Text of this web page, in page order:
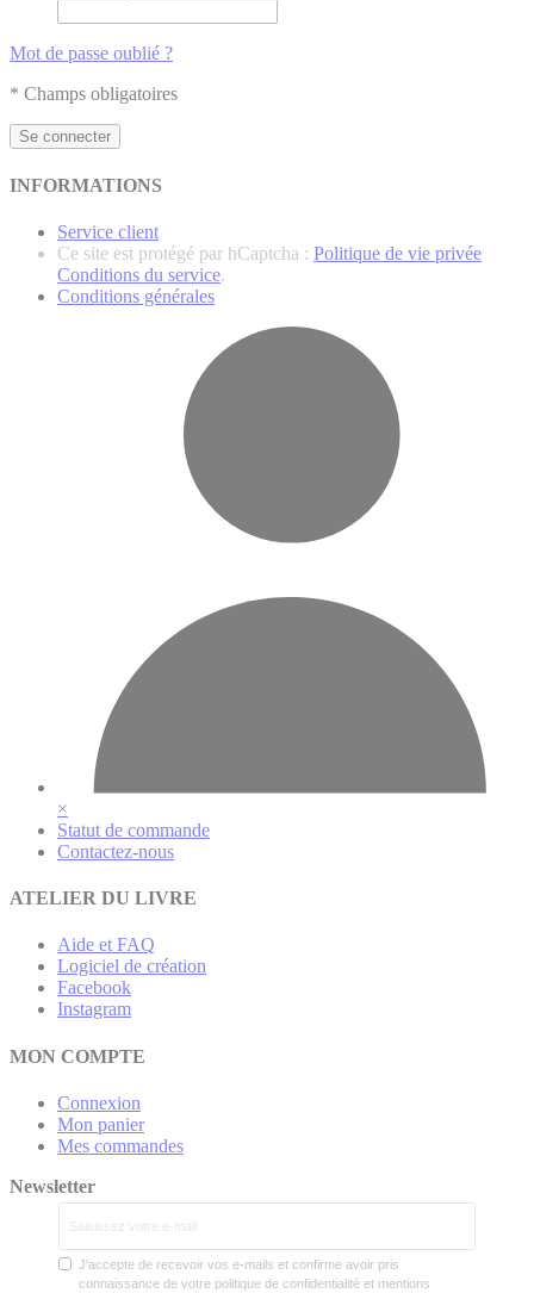
Mot de passe oublié ?
* Champs obligatoires
Se connecter
INFORMATIONS
Service client
Ce site est protégé par hCaptcha : Politique de vie privée
Conditions du service.
Conditions générales
×
Statut de commande
Contactez-nous
ATELIER DU LIVRE
Aide et FAQ
Logiciel de création
Facebook
Instagram
MON COMPTE
Connexion
Mon panier
Mes commandes
Newsletter
J'accepte de recevoir vos e-mails et confirme avoir pris
connaissance de votre politique de confidentialité et mentions